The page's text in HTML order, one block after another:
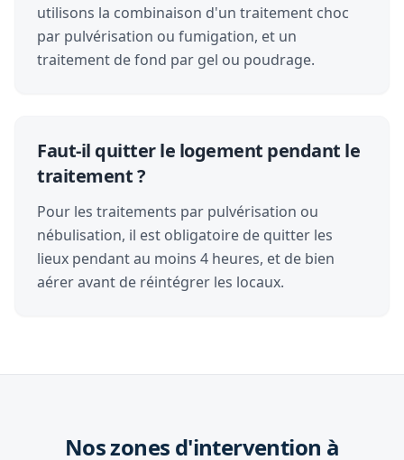
utilisons la combinaison d'un traitement choc
par pulvérisation ou fumigation, et un
traitement de fond par gel ou poudrage.
Faut-il quitter le logement pendant le
traitement ?
Pour les traitements par pulvérisation ou
nébulisation, il est obligatoire de quitter les
lieux pendant au moins 4 heures, et de bien
aérer avant de réintégrer les locaux.
Nos zones d'intervention à